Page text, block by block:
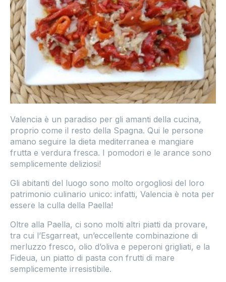
Valencia è un paradiso per gli amanti della cucina,
proprio come il resto della Spagna. Qui le persone
amano seguire la dieta mediterranea e mangiare
frutta e verdura fresca. I pomodori e le arance sono
semplicemente deliziosi!
Gli abitanti del luogo sono molto orgogliosi del loro
patrimonio culinario unico: infatti, Valencia è nota per
essere la culla della Paella!
Oltre alla Paella, ci sono molti altri piatti da provare,
tra cui l’Esgarreat, un’eccellente combinazione di
merluzzo fresco, olio d’oliva e peperoni grigliati, e la
Fideua, un piatto di pasta con frutti di mare
semplicemente irresistibile.